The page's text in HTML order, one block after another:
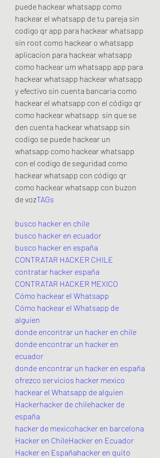
puede hackear whatsapp como
hackear el whatsapp de tu pareja sin
codigo qr app para hackear whatsapp
sin root como hackear o whatsapp
aplicacion para hackear whatsapp
como hackear um whatsapp app para
hackear whatsapp hackear whatsapp
y efectivo sin cuenta bancaria como
hackear el whatsapp con el código qr
como hackear whatsapp  sin que se
den cuenta hackear whatsapp sin
codigo se puede hackear un
whatsapp como hackear whatsapp
con el codigo de seguridad como
hackear whatsapp con código qr
como hackear whatsapp con buzon
de vozTAGs
busco hacker en chile
busco hacker en ecuador
busco hacker en españa
CONTRATAR HACKER CHILE
contratar hacker españa
CONTRATAR HACKER MEXICO
Cómo hackear el Whatsapp
Cómo hackear el Whatsapp de
alguien
donde encontrar un hacker en chile
donde encontrar un hacker en
ecuador
donde encontrar un hacker en españa
ofrezco servicios hacker mexico
hackear el Whatsapp de alguien
Hackerhacker de chilehacker de
españa
hacker de mexicohacker en barcelona
Hacker en ChileHacker en Ecuador
Hacker en Españahacker en quito